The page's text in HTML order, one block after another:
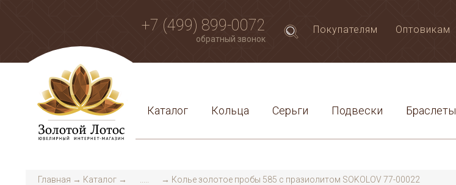
+7 (499) 899-0072
обратный звонок
Покупателям Оптовикам
Каталог Кольца Серьги Подвески Браслеты
Главная → Каталог → → Колье золотое пробы 585 с празиолитом SOKOLOV 77-00022